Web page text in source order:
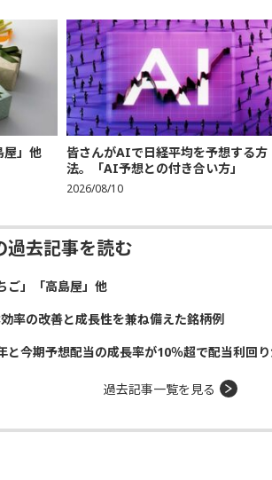
屋」他
皆さんがAIで日経平均を予想する方
法。「AI予想との付き合い方」
2026/08/10
過去記事を読む
ご」「高島屋」他
効率の改善と成長性を兼ね備えた銘柄例
と今期予想配当の成長率が10％超で配当利回
過去記事一覧を見る